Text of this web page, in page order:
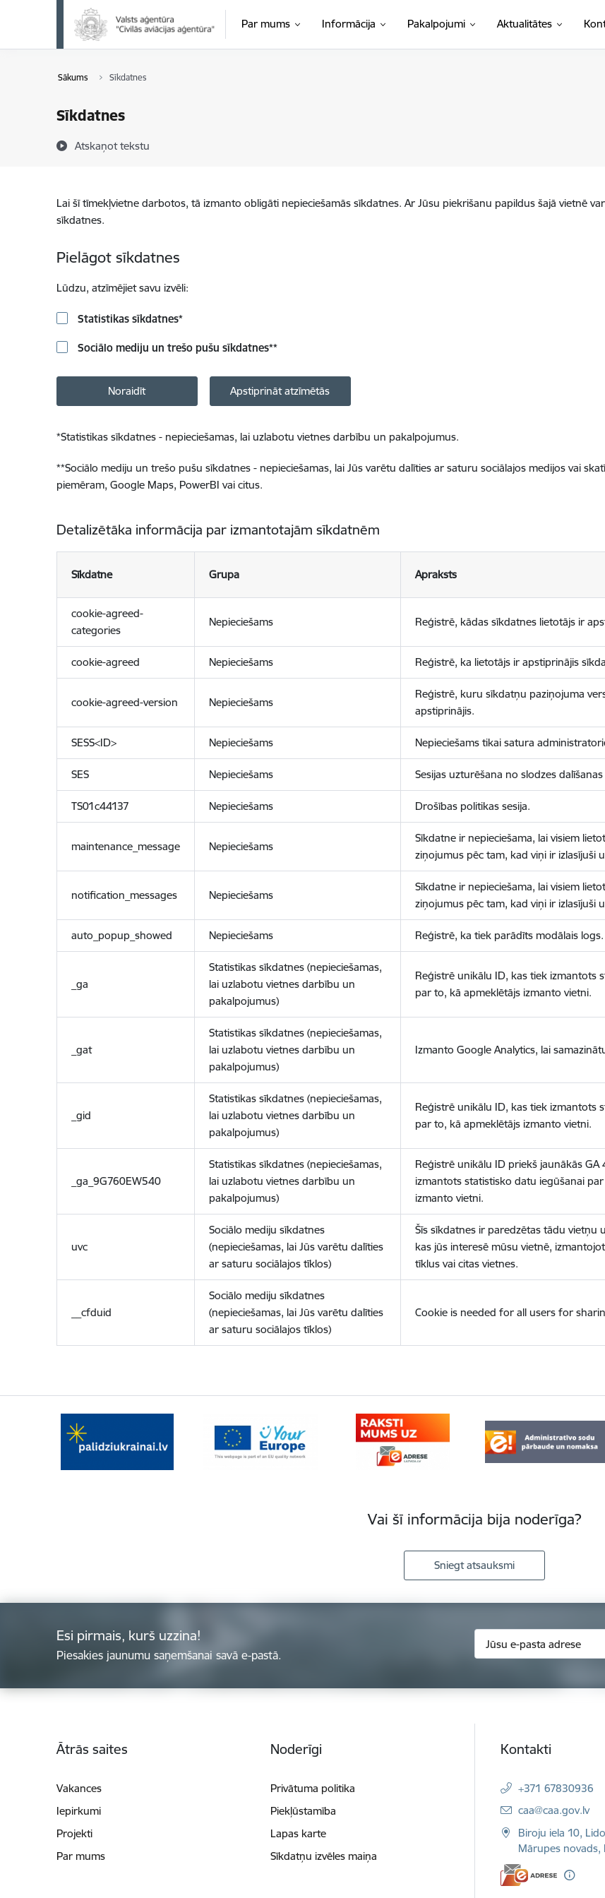
Pāriet uz lapas saturu
Par mums Informācija Pakalpojumi Aktualitātes
Sākums Sīkdatnes
Sīkdatnes
Atskaņot tekstu
Lai šī tīmekļvietne darbotos, tā izmanto obligāti nepieciešamās sīkdatnes. Ar Jūsu piekrišanu papildus šajā vietnē
sīkdatnes.
Pielāgot sīkdatnes
Lūdzu, atzīmējiet savu izvēli:
Statistikas sīkdatnes*
Sociālo mediju un trešo pušu sīkdatnes**
Noraidīt Apstiprināt atzīmētās
*Statistikas sīkdatnes - nepieciešamas, lai uzlabotu vietnes darbību un pakalpojumus.
**Sociālo mediju un trešo pušu sīkdatnes - nepieciešamas, lai Jūs varētu dalīties ar saturu sociālajos medijos vai
piemēram, Google Maps, PowerBI vai citus.
Detalizētāka informācija par izmantotajām sīkdatnēm
Sīkdatne Grupa Apraksts
cookie-agreed-
categories
Nepieciešams Reģistrē, kādas sīkdatnes lietotājs ir
cookie-agreed Nepieciešams Reģistrē, ka lietotājs ir apstiprinājis
cookie-agreed-version Nepieciešams
Reģistrē, kuru sīkdatņu paziņojuma
apstiprinājis.
SESS<ID> Nepieciešams Nepieciešams tikai satura
SES Nepieciešams Sesijas uzturēšana no slodzes
TS01c44137 Nepieciešams Drošības politikas sesija.
maintenance_message Nepieciešams
Sīkdatne ir nepieciešama, lai visiem
ziņojumus pēc tam, kad viņi ir izlasījuši
notification_messages Nepieciešams
Sīkdatne ir nepieciešama, lai visiem
ziņojumus pēc tam, kad viņi ir izlasījuši
auto_popup_showed Nepieciešams Reģistrē, ka tiek parādīts modālais logs.
_ga
Statistikas sīkdatnes (nepieciešamas,
lai uzlabotu vietnes darbību un
pakalpojumus)
Reģistrē unikālu ID, kas tiek izmantots
par to, kā apmeklētājs izmanto vietni.
_gat
Statistikas sīkdatnes (nepieciešamas,
lai uzlabotu vietnes darbību un
pakalpojumus)
Izmanto Google Analytics, lai
_gid
Statistikas sīkdatnes (nepieciešamas,
lai uzlabotu vietnes darbību un
pakalpojumus)
Reģistrē unikālu ID, kas tiek izmantots
par to, kā apmeklētājs izmanto vietni.
_ga_9G760EW540
Statistikas sīkdatnes (nepieciešamas,
lai uzlabotu vietnes darbību un
pakalpojumus)
Reģistrē unikālu ID priekš jaunākās GA
izmantots statistisko datu iegūšanai
izmanto vietni.
uvc
Sociālo mediju sīkdatnes
(nepieciešamas, lai Jūs varētu dalīties
ar saturu sociālajos tīklos)
Šīs sīkdatnes ir paredzētas tādu vietņu
kas jūs interesē mūsu vietnē,
tīklus vai citas vietnes.
__cfduid
Sociālo mediju sīkdatnes
(nepieciešamas, lai Jūs varētu dalīties
ar saturu sociālajos tīklos)
Cookie is needed for all users for
Vai šī informācija bija noderīga?
Sniegt atsauksmi
Esi pirmais, kurš uzzina!
Piesakies jaunumu saņemšanai savā e-pastā.
Ātrās saites
Vakances
Iepirkumi
Projekti
Par mums
Noderīgi
Privātuma politika
Piekļūstamība
Lapas karte
Sīkdatņu izvēles maiņa
Kontakti
+371 67830936
E-pasts:
caa@caa.gov.lv
Biroju iela 10,
Mārupes novads,